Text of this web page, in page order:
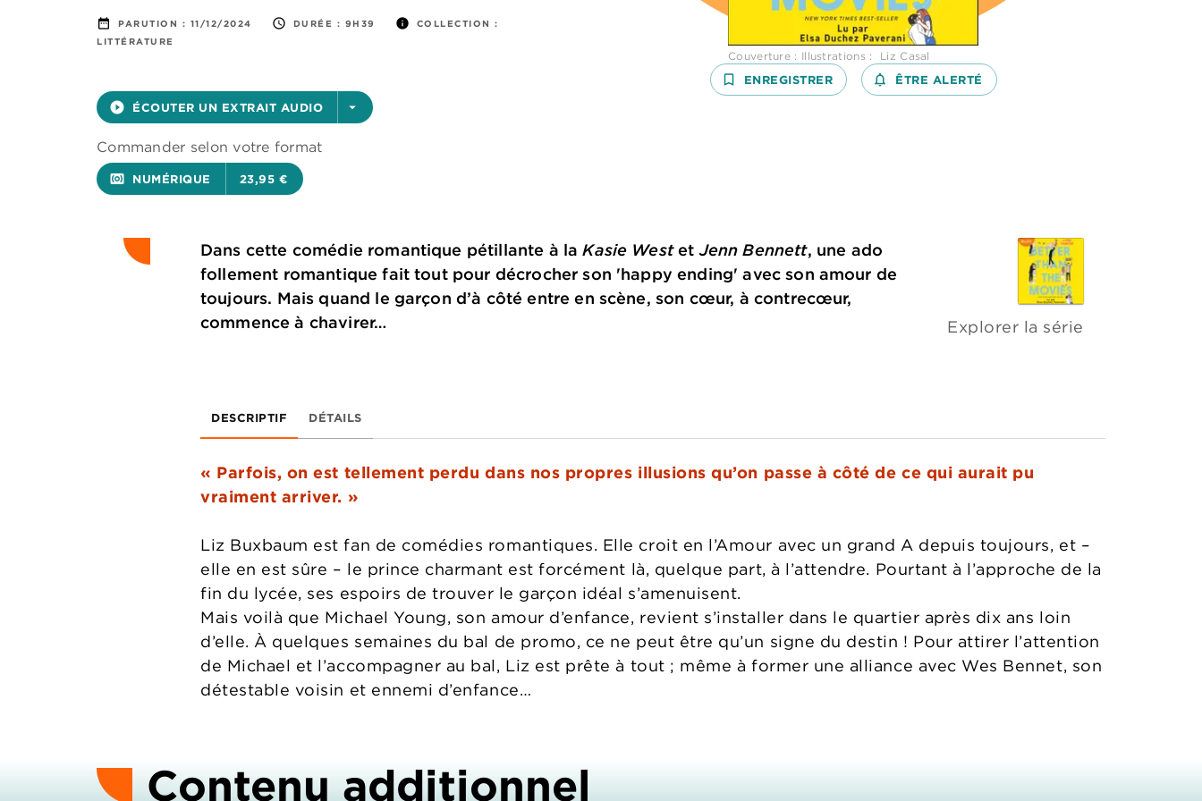
date_range PARUTION : 11/12/2024 access_time DURÉE : 9H39 info
COLLECTION :
LITTÉRATURE
play_circle_filled ÉCOUTER UN EXTRAIT AUDIO arrow_drop_down
Commander selon votre format
surround_sound NUMÉRIQUE 23,95 €
Couverture : Illustrations : Liz Casal
bookmark_border ENREGISTRER notifications_none_outlined
ÊTRE ALERTÉ
Dans cette comédie romantique pétillante à laKasie WestetJenn Bennett, une ado
follement romantique fait tout pour décrocher son 'happy ending' avec son amour de
toujours. Mais quand le garçon d’à côté entre en scène, son cœur, à contrecœur,
commence à chavirer…
Explorer la série
DESCRIPTIF DÉTAILS
« Parfois, on est tellement perdu dans nos propres illusions qu’on passe à côté de ce qui aurait pu
vraiment arriver. »
Liz Buxbaum est fan de comédies romantiques. Elle croit en l’Amour avec un grand A depuis toujours, et –
elle en est sûre – le prince charmant est forcément là, quelque part, à l’attendre. Pourtant à l’approche de la
fin du lycée, ses espoirs de trouver le garçon idéal s’amenuisent.
Mais voilà que Michael Young, son amour d’enfance, revient s’installer dans le quartier après dix ans loin
d’elle. À quelques semaines du bal de promo, ce ne peut être qu’un signe du destin ! Pour attirer l’attention
de Michael et l’accompagner au bal, Liz est prête à tout ; même à former une alliance avec Wes Bennet, son
détestable voisin et ennemi d’enfance…
Contenu additionnel